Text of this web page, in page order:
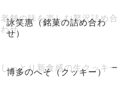
詠笑惠（銘菓の詰め合わ
せ）
老舗の味を楽しむ贅沢詰め合
わせ
博多のへそ（クッキー）
しっとり新食感の生クッキー